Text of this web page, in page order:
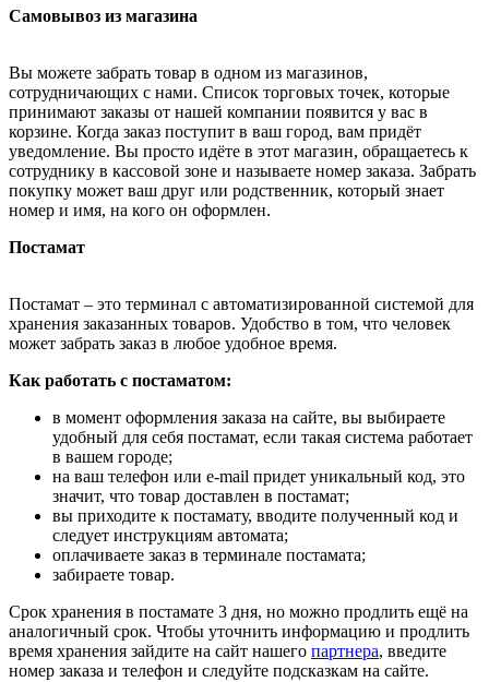
Самовывоз из магазина
Вы можете забрать товар в одном из магазинов,
сотрудничающих с нами. Список торговых точек, которые
принимают заказы от нашей компании появится у вас в
корзине. Когда заказ поступит в ваш город, вам придёт
уведомление. Вы просто идёте в этот магазин, обращаетесь к
сотруднику в кассовой зоне и называете номер заказа. Забрать
покупку может ваш друг или родственник, который знает
номер и имя, на кого он оформлен.
Постамат
Постамат – это терминал с автоматизированной системой для
хранения заказанных товаров. Удобство в том, что человек
может забрать заказ в любое удобное время.
Как работать с постаматом:
в момент оформления заказа на сайте, вы выбираете
удобный для себя постамат, если такая система работает
в вашем городе;
на ваш телефон или e-mail придет уникальный код, это
значит, что товар доставлен в постамат;
вы приходите к постамату, вводите полученный код и
следует инструкциям автомата;
оплачиваете заказ в терминале постамата;
забираете товар.
Срок хранения в постамате 3 дня, но можно продлить ещё на
аналогичный срок. Чтобы уточнить информацию и продлить
время хранения зайдите на сайт нашего партнера, введите
номер заказа и телефон и следуйте подсказкам на сайте.